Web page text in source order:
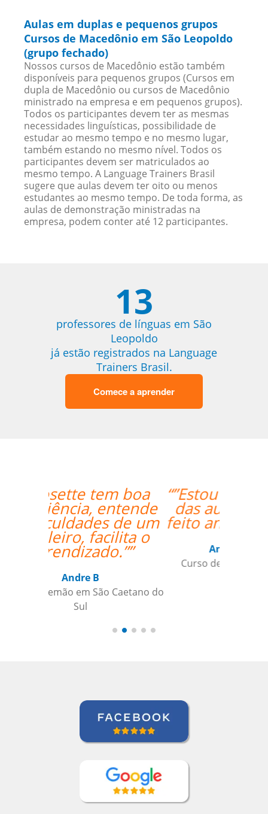
Aulas em duplas e pequenos grupos
Cursos de Macedônio em São Leopoldo
(grupo fechado)
Nossos cursos de Macedônio estão também
disponíveis para pequenos grupos (Cursos em
dupla de Macedônio ou cursos de Macedônio
ministrado na empresa e em pequenos grupos).
Todos os participantes devem ter as mesmas
necessidades linguísticas, possibilidade de
estudar ao mesmo tempo e no mesmo lugar,
também estando no mesmo nível. Todos os
participantes devem ser matriculados ao
mesmo tempo. A Language Trainers Brasil
sugere que aulas devem ter oito ou menos
estudantes ao mesmo tempo. De toda forma, as
aulas de demonstração ministradas na
empresa, podem conter até 12 participantes.
13
professores de línguas em São
Leopoldo
já estão registrados na Language
Trainers Brasil.
Comece a aprender
“”Estou gostando muito
das aulas, deveria ter
feito antes via online!!””
Andréia van Halst
Curso de Holandês em Curitiba